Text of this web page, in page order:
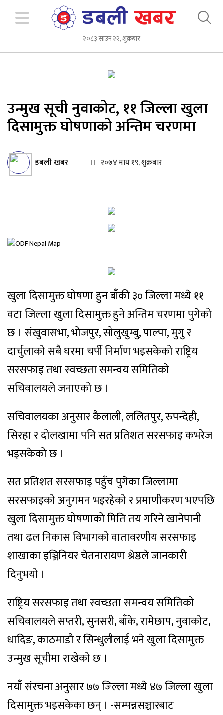
२०८३ साउन २२, शुक्रबार
उन्मुख सूची नुवाकोट, ११ जिल्ला खुला
दिसामुक्त घोषणाको अन्तिम चरणमा
डबली खबर २०७४ माघ १९, शुक्रबार
खुला दिसामुक्त घोषणा हुन बाँकी ३० जिल्ला मध्ये ११
वटा जिल्ला खुला दिसामुक्त हुने अन्तिम चरणमा पुगेको
छ । संखुवासभा, भोजपुर, सोलुखुम्बु, पाल्पा, मुगु र
दार्चुलाको सबै घरमा चर्पी निर्माण भइसकेको राष्ट्रिय
सरसफाइ तथा स्वच्छता समन्वय समितिको
सचिवालयले जनाएको छ ।
सचिवालयका अनुसार कैलाली, ललितपुर, रुपन्देही,
सिरहा र दोलखामा पनि सत प्रतिशत सरसफाइ कभरेज
भइसकेको छ ।
सत प्रतिशत सरसफाइ पहुँच पुगेका जिल्लामा
सरसफाइको अनुगमन भइरहेको र प्रमाणीकरण भएपछि
खुला दिसामुक्त घोषणाको मिति तय गरिने खानेपानी
तथा ढल निकास विभागको वातावरणीय सरसफाइ
शाखाका इञ्जिनियर चेतनारायण श्रेष्ठले जानकारी
दिनुभयो ।
राष्ट्रिय सरसफाइ तथा स्वच्छता समन्वय समितिको
सचिवालयले सप्तरी, सुनसरी, बाँके, रामेछाप, नुवाकोट,
धादिङ, काठमाडौ र सिन्धुलीलाई भने खुला दिसामुक्त
उन्मुख सूचीमा राखेको छ ।
नयाँ संरचना अनुसार ७७ जिल्ला मध्ये ४७ जिल्ला खुला
दिसामुक्त भइसकेका छन् । -सम्पन्नसञ्चारबाट